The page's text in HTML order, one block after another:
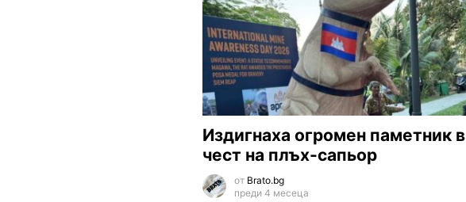
Издигнаха огромен паметник в
чест на плъх-сапьор
от Brato.bg
преди 4 месеца